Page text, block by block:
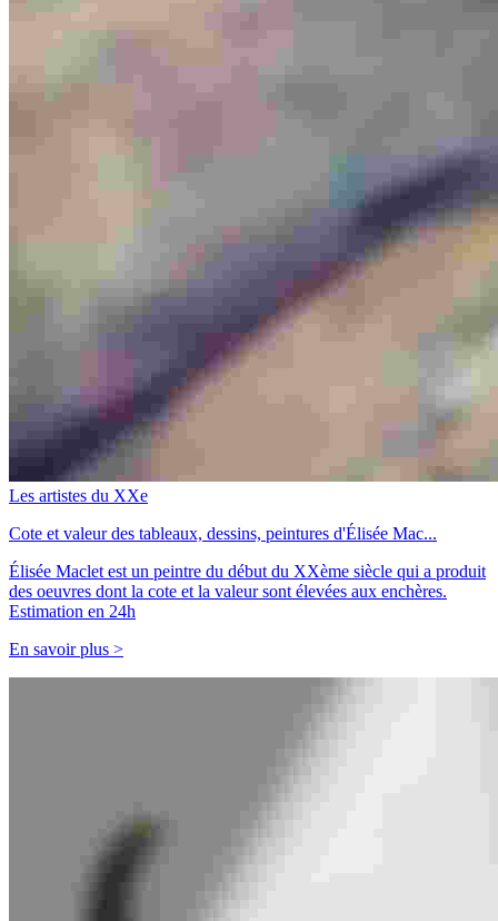
Les artistes du XXe
Cote et valeur des tableaux, dessins, peintures d'Élisée Mac...
Élisée Maclet est un peintre du début du XXème siècle qui a produit
des oeuvres dont la cote et la valeur sont élevées aux enchères.
Estimation en 24h
En savoir plus >